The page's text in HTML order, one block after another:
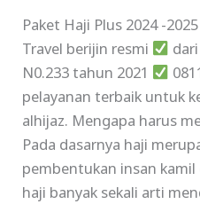
Paket Haji Plus 2024 -2025
Travel berijin resmi
N0.233 tahun 2021
pelayanan terbaik untuk
alhijaz. Mengapa harus
Pada dasarnya haji
pembentukan insan
haji banyak sekali arti